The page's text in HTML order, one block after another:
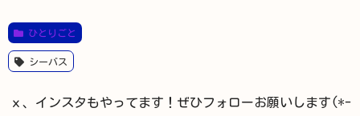
ひとりごと
シーバス
ｘ、インスタもやってます！ぜひフォローお願いします(*-